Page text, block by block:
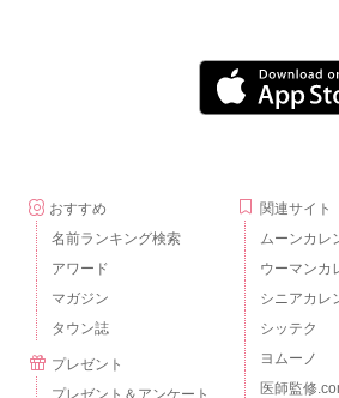
おすすめ
名前ランキング検索
アワード
マガジン
タウン誌
プレゼント
関連サイト
ムーンカレ
ウーマンカ
シニアカレ
シッテク
ヨムーノ
医師監修